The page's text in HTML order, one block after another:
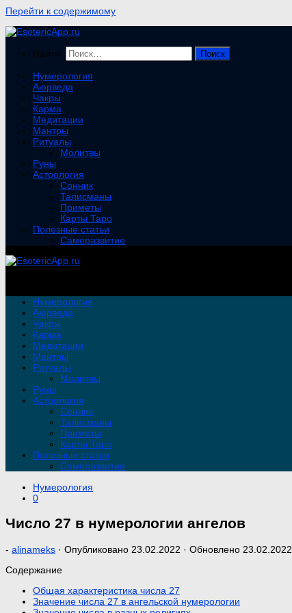
Перейти к содержимому
Найти:
Нумерология
Аюрведа
Чакры
Карма
Медитации
Мантры
Ритуалы
Молитвы
Руны
Астрология
Сонник
Талисманы
Приметы
Карты Таро
Полезные статьи
Саморазвитие
Нумерология
Аюрведа
Чакры
Карма
Медитации
Мантры
Ритуалы
Молитвы
Руны
Астрология
Сонник
Талисманы
Приметы
Карты Таро
Полезные статьи
Саморазвитие
Нумерология
0
Число 27 в нумерологии ангелов
- alinameks · Опубликовано 23.02.2022 · Обновлено 23.02.2022
Содержание
Общая характеристика числа 27
Значение числа 27 в ангельской нумерологии